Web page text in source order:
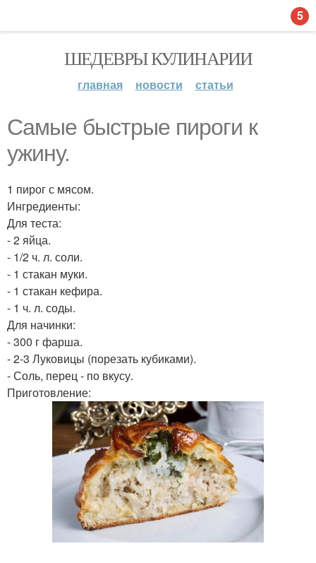
ШЕДЕВРЫ КУЛИНАРИИ
главная новости статьи
Самые быстрые пироги к
ужину.
1 пирог с мясом.
Ингредиенты:
Для теста:
- 2 яйца.
- 1/2 ч. л. соли.
- 1 стакан муки.
- 1 стакан кефира.
- 1 ч. л. соды.
Для начинки:
- 300 г фарша.
- 2-3 Луковицы (порезать кубиками).
- Соль, перец - по вкусу.
Приготовление:
5